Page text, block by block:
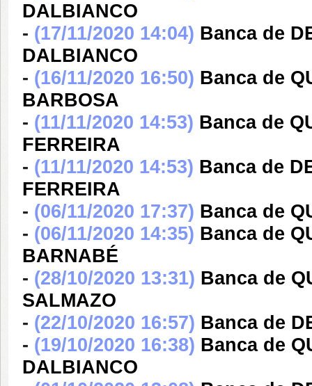
DALBIANCO
- (17/11/2020 14:04) Banca de
DALBIANCO
- (16/11/2020 16:50) Banca de
BARBOSA
- (11/11/2020 14:53) Banca de
FERREIRA
- (11/11/2020 14:53) Banca de
FERREIRA
- (06/11/2020 17:37) Banca de
- (06/11/2020 14:35) Banca de
BARNABÉ
- (28/10/2020 13:31) Banca de
SALMAZO
- (22/10/2020 16:57) Banca de
- (19/10/2020 16:38) Banca de
DALBIANCO